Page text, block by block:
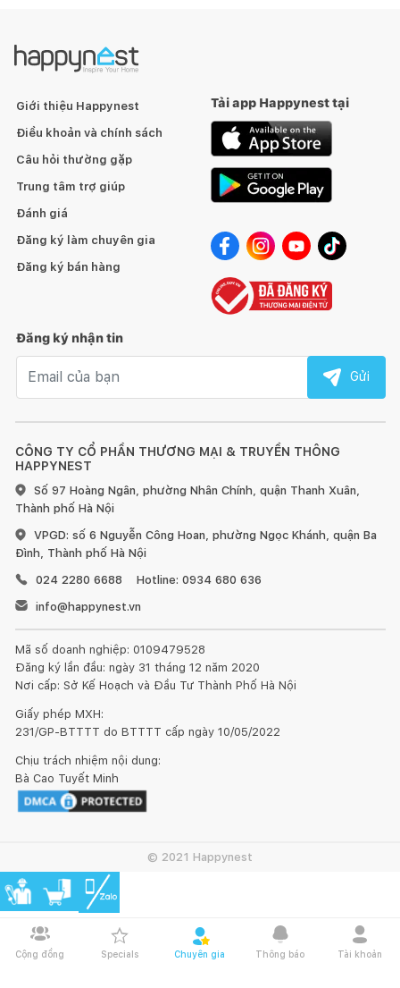
Cộng đồng Specials Chuyên gia Thông báo Tài khoản
CÔNG TY CỔ PHẦN THƯƠNG MẠI & TRUYỀN THÔNG
HAPPYNEST
Số 97 Hoàng Ngân, phường Nhân Chính, quận Thanh Xuân,
Thành phố Hà Nội
VPGD: số 6 Nguyễn Công Hoan, phường Ngọc Khánh, quận Ba
Đình, Thành phố Hà Nội
024 2280 6688
Hotline: 0934 680 636
info@happynest.vn
Mã số doanh nghiệp: 0109479528
Đăng ký lần đầu: ngày 31 tháng 12 năm 2020
Nơi cấp: Sở Kế Hoạch và Đầu Tư Thành Phố Hà Nội
Giấy phép MXH:
231/GP-BTTTT do BTTTT cấp ngày 10/05/2022
Chịu trách nhiệm nội dung:
Bà Cao Tuyết Minh
Giới thiệu Happynest
Điều khoản và chính sách
Câu hỏi thường gặp
Trung tâm trợ giúp
Đánh giá
Đăng ký làm chuyên gia
Đăng ký bán hàng
Tải app Happynest tại
Đăng ký nhận tin
Gửi
© 2021 Happynest